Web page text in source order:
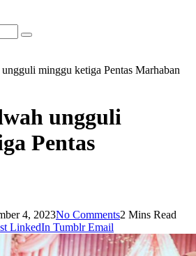
minggu ketiga Pentas Marhaban
ungguli
Pentas
4, 2023No Comments2 Mins Read
LinkedIn Tumblr Email